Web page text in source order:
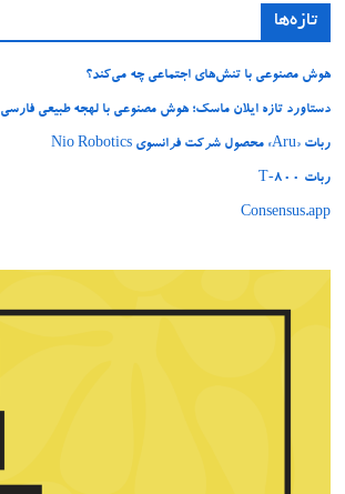
تازه‌ها
هوش مصنوعی با تنش‌های اجتماعی چه می‌کند؟
دستاورد تازه ایلان ماسک؛ هوش مصنوعی با لهجه طبیعی فارسی
ربات «Aru» محصول شرکت فرانسوی Nio Robotics
ربات T‑800
Consensus.app